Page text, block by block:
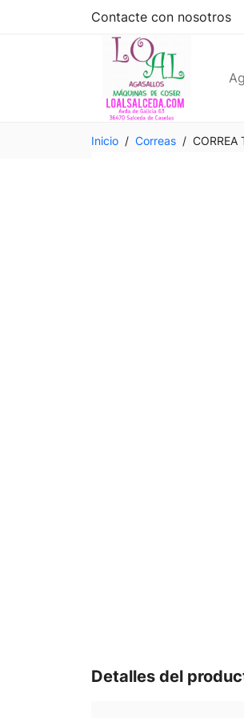
Contacte con nosotros
Inicio Correas CORREA
Detalles del